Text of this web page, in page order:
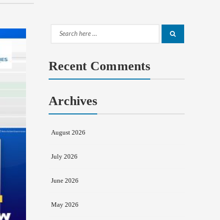
Search
Recent Comments
Archives
August 2026
July 2026
June 2026
May 2026